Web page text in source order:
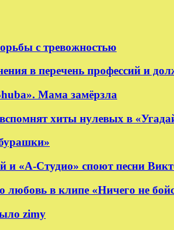
с тревожностью
в перечень профессий и
Мама замёрзла
хиты нулевых в
«А-Студио» споют песни
в клипе «Ничего не
zimy